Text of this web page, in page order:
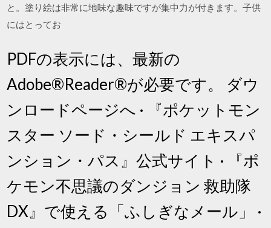
と。塗り絵は非常に地味な趣味ですが集中力が付きます。子供
にはとってお
PDFの表示には、最新の
Adobe®Reader®が必要です。 ダウ
ンロードページへ · 『ポケットモン
スター ソード・シールド エキスパ
ンション・パス』公式サイト · 『ポ
ケモン不思議のダンジョン 救助隊
DX』で使える「ふしぎなメール」 ·